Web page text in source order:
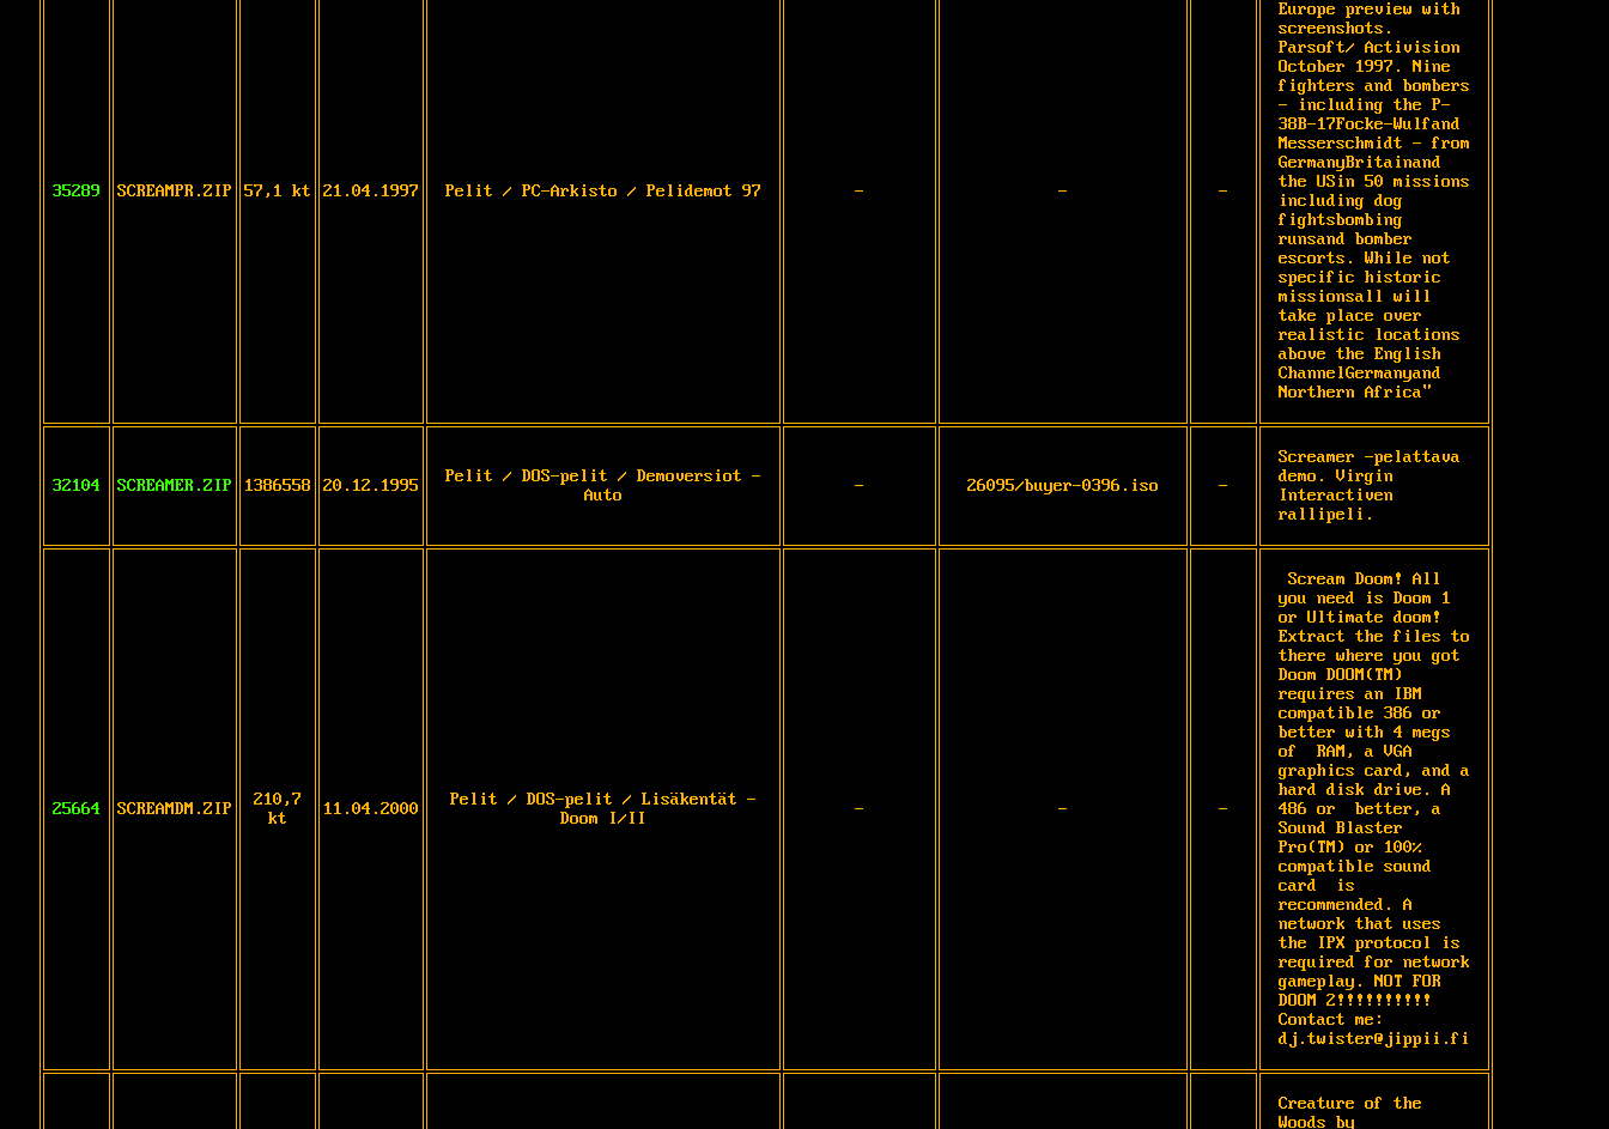
35289 SCREAMPR.ZIP 57,1 kt 21.04.1997 Pelit / PC-Arkisto / Pelidemot 97 - - -
Europe preview with
screenshots.
Parsoft/ Activision
October 1997. Nine
fighters and bombers
- including the P-
38B-17Focke-Wulfand
Messerschmidt - from
GermanyBritainand
the USin 50 missions
including dog
fightsbombing
runsand bomber
escorts. While not
specific historic
missionsall will
take place over
realistic locations
above the English
ChannelGermanyand
Northern Africa"
32104 SCREAMER.ZIP 1386558 20.12.1995
Pelit / DOS-pelit / Demoversiot -
Auto
- 26095/buyer-0396.iso -
Screamer -pelattava
demo. Virgin
Interactiven
rallipeli.
25664 SCREAMDM.ZIP
210,7
kt
11.04.2000
Pelit / DOS-pelit / Lisäkentät -
Doom I/II
- - -
you need is Doom 1
or Ultimate doom!
Extract the files to
there where you got
Doom DOOM(TM)
requires an IBM
compatible 386 or
better with 4 megs
of  RAM, a VGA
graphics card, and a
hard disk drive. A
486 or  better, a
Sound Blaster
Pro(TM) or 100%
compatible sound
card  is
recommended. A
network that uses
the IPX protocol is
required for network
gameplay. NOT FOR
DOOM 2!!!!!!!!!!
Contact me:
dj.twister@jippii.fi
Creature of the
Woods by